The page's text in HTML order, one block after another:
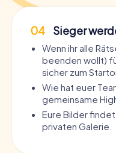
04 Sieger
Wenn ihr alle
beenden wollt)
sicher zum
Wie hat euer
gemeinsame
Eure Bilder
privaten Galerie.